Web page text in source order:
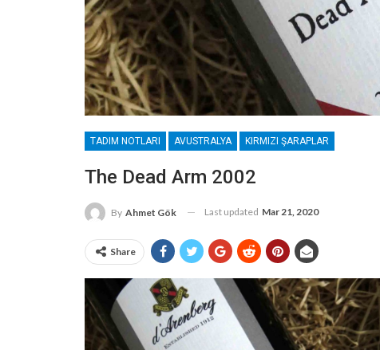
TADIM NOTLARI AVUSTRALYA KIRMIZI ŞARAPLAR
The Dead Arm 2002
By Ahmet Gök Last updated Mar 21, 2020
Share